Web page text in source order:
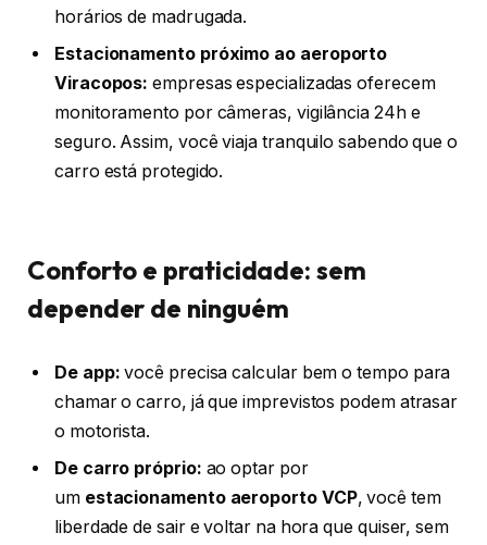
horários de madrugada.
Estacionamento próximo ao aeroporto
Viracopos: empresas especializadas oferecem
monitoramento por câmeras, vigilância 24h e
seguro. Assim, você viaja tranquilo sabendo que o
carro está protegido.
Conforto e praticidade: sem
depender de ninguém
De app: você precisa calcular bem o tempo para
chamar o carro, já que imprevistos podem atrasar
o motorista.
De carro próprio: ao optar por
um estacionamento aeroporto VCP, você tem
liberdade de sair e voltar na hora que quiser, sem